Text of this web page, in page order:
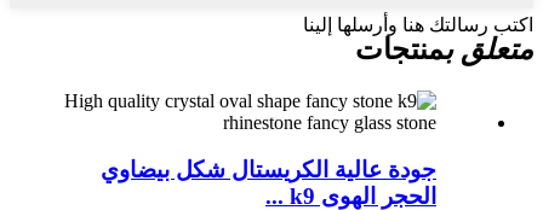
اكتب رسالتك هنا وأرسلها إلينا
متعلق بمنتجات
جودة عالية الكريستال شكل بيضاوي
الحجر الهوى k9 ...